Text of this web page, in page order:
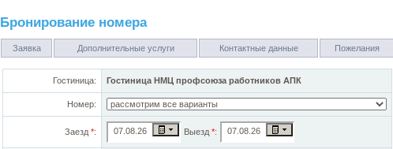
Бронирование номера
Заявка Дополнительные услуги Контактные данные Пожелания
Гостиница: Гостиница НМЦ профсоюза работников АПК
Номер:
Заезд *: Выезд *: